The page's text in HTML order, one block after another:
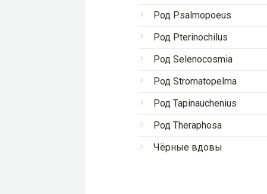
Род Psalmopoeus
Род Pterinochilus
Род Selenocosmia
Род Stromatopelma
Род Tapinauchenius
Род Theraphosa
Чёрные вдовы